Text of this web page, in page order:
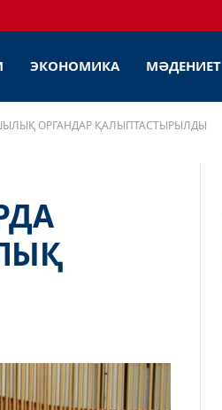
ЭКОНОМИКА МӘДЕНИЕТ
ОРГАНДАР ҚАЛЫПТАСТЫРЫЛДЫ